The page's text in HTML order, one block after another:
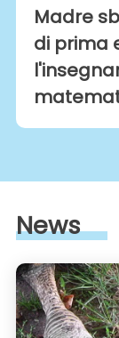
Madre
di prima
News